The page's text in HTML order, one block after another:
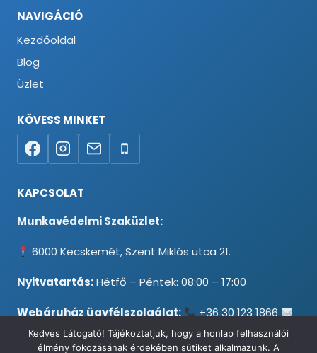
NAVIGÁCIÓ
Kezdőoldal
Blog
Üzlet
KÖVESS MINKET
KAPCSOLAT
Munkavédelmi Szaküzlet:
6000 Kecskemét, Szent Miklós utca 21.
Nyitvatartás:Hétfő – Péntek: 08:00 – 17:00
Webáruház ügyfélszolgálat:
+36 30 123 1866
info@testpancel.hu
Kedves Látogató! Tájékoztatjuk, hogy a honlap felhasználói
élmény fokozásának érdekében sütiket alkalmazunk. A